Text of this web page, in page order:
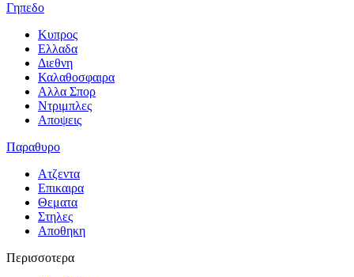
Γηπεδο
Κυπρος
Ελλαδα
Διεθνη
Καλαθοσφαιρα
Αλλα Σπορ
Ντριμπλες
Αποψεις
Παραθυρο
Ατζεντα
Επικαιρα
Θεματα
Στηλες
Αποθηκη
Περισσοτερα